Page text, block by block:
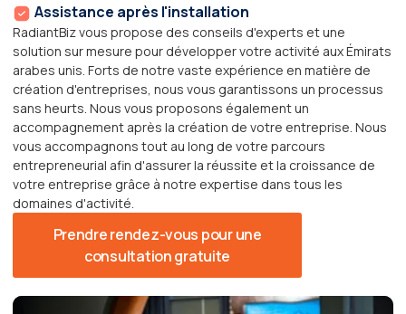
Assistance après l'installation
RadiantBiz vous propose des conseils d'experts et une
solution sur mesure pour développer votre activité aux Émirats
arabes unis. Forts de notre vaste expérience en matière de
création d'entreprises, nous vous garantissons un processus
sans heurts. Nous vous proposons également un
accompagnement après la création de votre entreprise. Nous
vous accompagnons tout au long de votre parcours
entrepreneurial afin d'assurer la réussite et la croissance de
votre entreprise grâce à notre expertise dans tous les
domaines d'activité.
Prendre rendez-vous pour une
consultation gratuite